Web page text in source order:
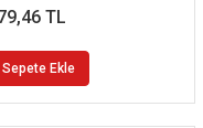
TL
Sepete Ekle